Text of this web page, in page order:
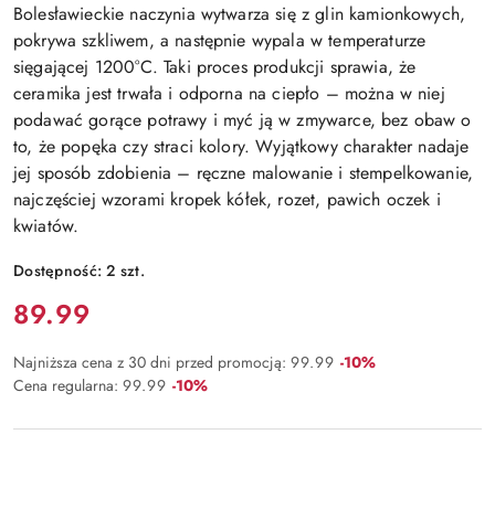
Bolesławieckie naczynia wytwarza się z glin kamionkowych,
pokrywa szkliwem, a następnie wypala w temperaturze
sięgającej 1200°C. Taki proces produkcji sprawia, że
ceramika jest trwała i odporna na ciepło – można w niej
podawać gorące potrawy i myć ją w zmywarce, bez obaw o
to, że popęka czy straci kolory. Wyjątkowy charakter nadaje
jej sposób zdobienia – ręczne malowanie i stempelkowanie,
najczęściej wzorami kropek kółek, rozet, pawich oczek i
kwiatów.
Dostępność:2 szt.
Cena:
89.99
Najniższa cena z 30 dni przed promocją: 99.99 Rabat:
-10%
Cena regularna: 99.99 Rabat:
-10%